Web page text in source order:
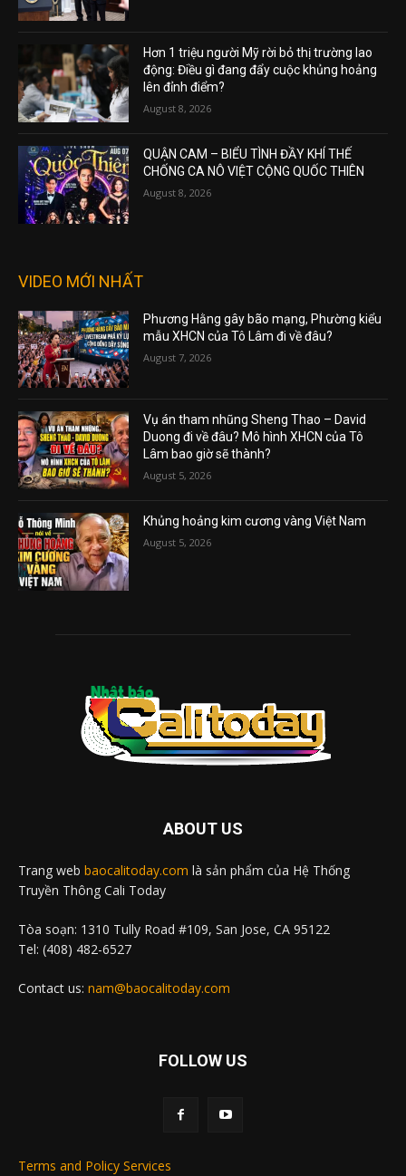
Hơn 1 triệu người Mỹ rời bỏ thị trường lao
động: Điều gì đang đẩy cuộc khủng hoảng
lên đỉnh điểm?
August 8, 2026
QUẬN CAM – BIỂU TÌNH ĐẦY KHÍ THẾ
CHỐNG CA NÔ VIỆT CỘNG QUỐC THIÊN
August 8, 2026
VIDEO MỚI NHẤT
Phương Hằng gây bão mạng, Phường kiểu
mẫu XHCN của Tô Lâm đi về đâu?
August 7, 2026
Vụ án tham nhũng Sheng Thao – David
Duong đi về đâu? Mô hình XHCN của Tô
Lâm bao giờ sẽ thành?
August 5, 2026
Khủng hoảng kim cương vàng Việt Nam
August 5, 2026
ABOUT US
Trang web baocalitoday.com là sản phẩm của Hệ Thống
Truyền Thông Cali Today
Tòa soạn: 1310 Tully Road #109, San Jose, CA 95122
Tel: (408) 482-6527
Contact us: nam@baocalitoday.com
FOLLOW US
Terms and Policy Services